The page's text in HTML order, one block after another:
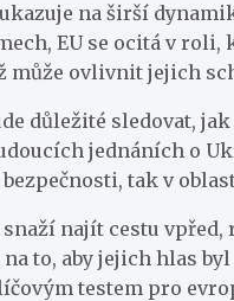
na širší
EU se ocitá v
může ovlivnit jejich
důležité sledovat,
jednáních o
bezpečnosti, tak v
najít cestu vpřed,
to, aby jejich hlas
testem pro